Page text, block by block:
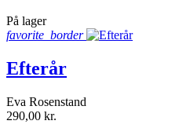
På lager
favorite_border
Efterår
Eva Rosenstand
290,00 kr.